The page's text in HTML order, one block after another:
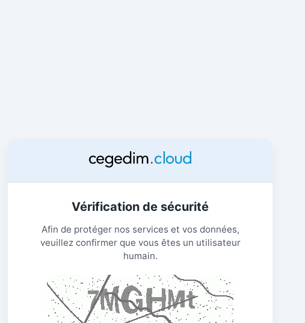
Vérification de sécurité
Afin de protéger nos services et vos données,
veuillez confirmer que vous êtes un utilisateur
humain.